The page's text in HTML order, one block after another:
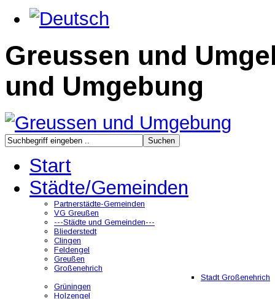
Greussen und
und Umgebung
Start
Städte/Gemeinden
Partnerstädte-Gemeinden
VG Greußen
---Städte und Gemeinden---
Bliederstedt
Clingen
Feldengel
Greußen
Großenehrich
Stadt Großenehrich
Grüningen
Holzengel